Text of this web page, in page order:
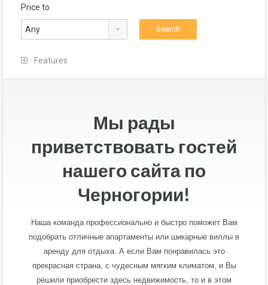
Price to
Any
Features
Мы рады
приветствовать гостей
нашего сайта по
Черногории!
Наша команда профессионально и быстро поможет Вам
подобрать отличные апартаменты или шикарные виллы в
аренду для отдыха. А если Вам понравилась это
прекрасная страна, с чудесным мягким климатом, и Вы
решили приобрести здесь недвижимость, то и в этом